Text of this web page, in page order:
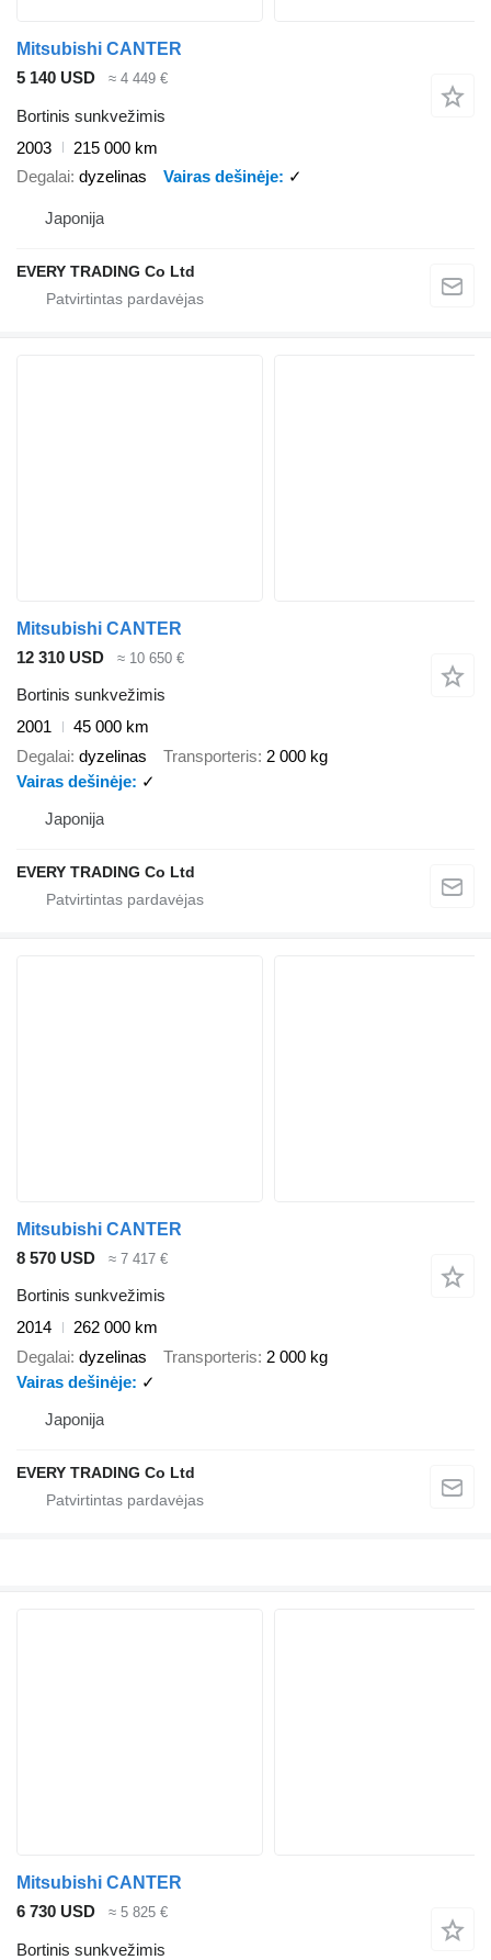
Mitsubishi CANTER
5 140 USD
≈ 4 449 €
Bortinis sunkvežimis
2003
215 000 km
Degalai dyzelinas Vairas dešinėje ✓
Japonija
EVERY TRADING Co Ltd
Mitsubishi CANTER
12 310 USD
≈ 10 650 €
Bortinis sunkvežimis
2001
45 000 km
Degalai dyzelinas Transporteris 2 000 kg
Vairas dešinėje
✓
Japonija
EVERY TRADING Co Ltd
Mitsubishi CANTER
8 570 USD
≈ 7 417 €
Bortinis sunkvežimis
2014
262 000 km
Degalai dyzelinas Transporteris 2 000 kg
Vairas dešinėje
✓
Japonija
EVERY TRADING Co Ltd
Mitsubishi CANTER
6 730 USD
≈ 5 825 €
Bortinis sunkvežimis